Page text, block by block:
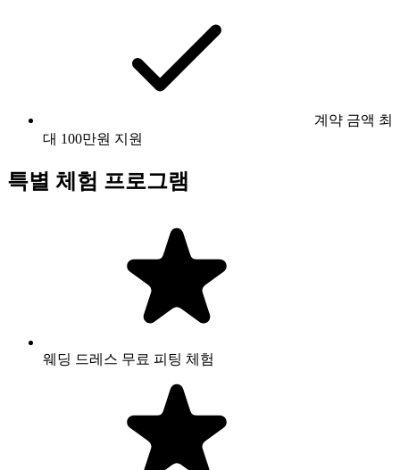
계약 금액 최
대 100만원 지원
특별 체험 프로그램
웨딩 드레스 무료 피팅 체험